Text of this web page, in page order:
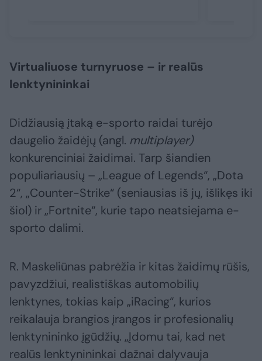
Virtualiuose turnyruose – ir realūs
lenktynininkai
Didžiausią įtaką e-sporto raidai turėjo
daugelio žaidėjų (angl. multiplayer)
konkurenciniai žaidimai. Tarp šiandien
populiariausių – „League of Legends“, „Dota
2“, „Counter-Strike“ (seniausias iš jų, išlikęs iki
šiol) ir „Fortnite“, kurie tapo neatsiejama e-
sporto dalimi.
R. Maskeliūnas pabrėžia ir kitas žaidimų rūšis,
pavyzdžiui, realistiškas automobilių
lenktynes, tokias kaip „iRacing“, kurios
reikalauja brangios įrangos ir profesionalių
lenktynininko įgūdžių. „Įdomu tai, kad net
realūs lenktynininkai dažnai dalyvauja